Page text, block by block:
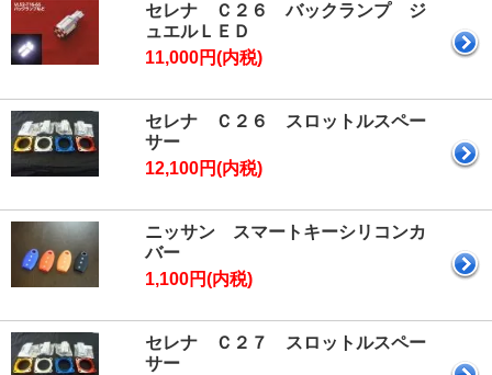
セレナ Ｃ２６ バックランプ ジ
ュエルＬＥＤ
11,000円(内税)
セレナ Ｃ２６ スロットルスペー
サー
12,100円(内税)
ニッサン スマートキーシリコンカ
バー
1,100円(内税)
セレナ Ｃ２７ スロットルスペー
サー